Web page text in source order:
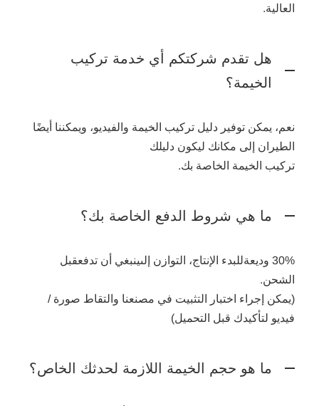
العالية.
هل تقدم شركتكم أي خدمة تركيب
الخيمة؟
نعم، يمكن توفير دليل تركيب الخيمة والفيديو، ويمكننا أيضًا
الطيران إلى مكانك ليكون دليلك
تركيب الخيمة الخاصة بك.
ما هي شروط الدفع الخاصة بك؟
30% وديعة للبدء الإنتاج، التوازن إلىينبغي أن تدفعقبل
الشحن.
(يمكن إجراء اختبار التثبيت في مصنعنا والتقاط صورة /
فيديو لتأكيدك قبل التحميل)
ما هو حجم الخيمة اللازمة لحدثك الخاص؟